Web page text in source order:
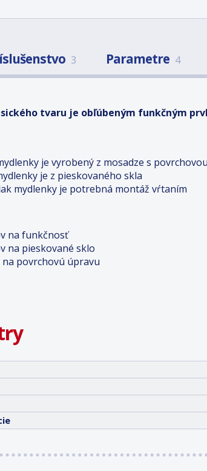
3 Parametre 4
tvaru je obľúbeným funkčným
je vyrobený z mosadze s
je z pieskovaného skla
mydlenky je potrebná montáž vŕtaním
na funkčnosť
na pieskované sklo
povrchovú úpravu